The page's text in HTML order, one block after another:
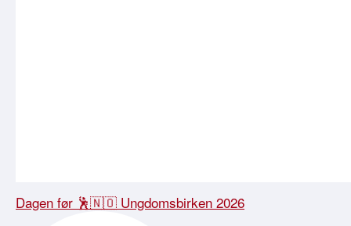
Dagen før 🕺🇳🇴 Ungdomsbirken 2026